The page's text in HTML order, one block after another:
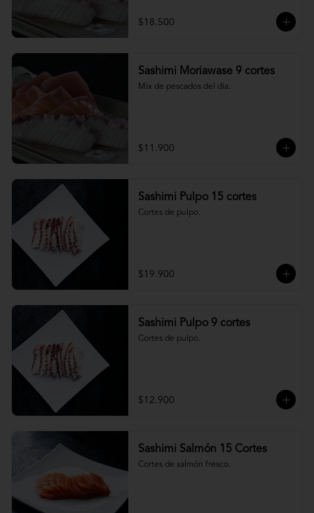
$18.500
Sashimi Moriawase 9 cortes
Mix de pescados del día.
$11.900
Sashimi Pulpo 15 cortes
Cortes de pulpo.
$19.900
Sashimi Pulpo 9 cortes
Cortes de pulpo.
$12.900
Sashimi Salmón 15 Cortes
Cortes de salmón fresco.